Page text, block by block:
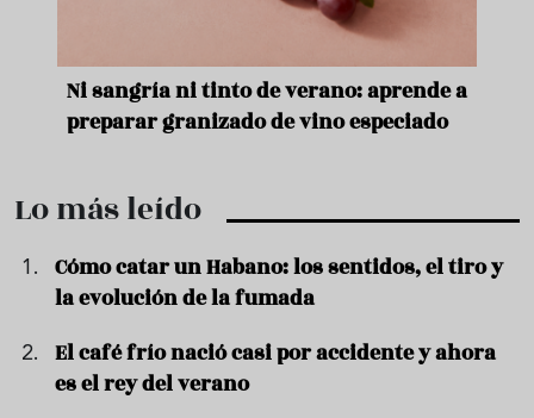
Ni sangría ni tinto de verano: aprende a
preparar granizado de vino especiado
Lo más leído
Cómo catar un Habano: los sentidos, el tiro y
la evolución de la fumada
El café frío nació casi por accidente y ahora
es el rey del verano